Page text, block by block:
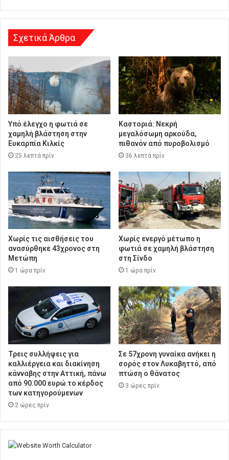
η
Σχετικά Άρθρα
Υπό έλεγχο η φωτιά σε
χαμηλή βλάστηση στην
Ευκαρπία Κιλκίς
25 λεπτά πρίν
Καστοριά: Νεκρή
μεγαλόσωμη αρκούδα,
πιθανόν από πυροβολισμό
36 λεπτά πρίν
Χωρίς τις αισθήσεις του
ανασύρθηκε 43χρονος στη
Μετώπη
1 ώρα πρίν
Χωρίς ενεργό μέτωπο η
φωτιά σε χαμηλή βλάστηση
στη Σίνδο
1 ώρα πρίν
Τρεις συλλήψεις για
καλλιέργεια και διακίνηση
κάνναβης στην Αττική, πάνω
από 90.000 ευρώ το κέρδος
των κατηγορούμενων
2 ώρες πρίν
Σε 57χρονη γυναίκα ανήκει η
σορός στον Λυκαβηττό, από
πτώση ο θάνατος
3 ώρες πρίν